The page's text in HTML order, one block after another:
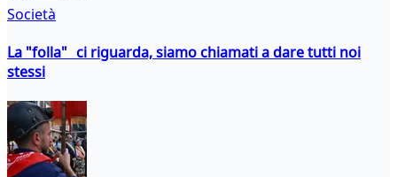
Società
La "folla" ci riguarda, siamo chiamati a dare tutti noi
stessi